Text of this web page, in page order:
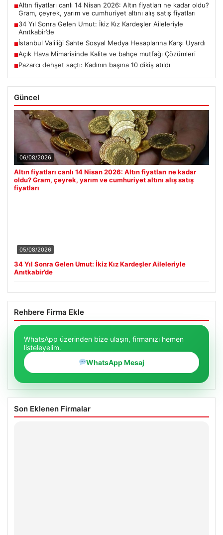
■Altın fiyatları canlı 14 Nisan 2026: Altın fiyatları ne kadar oldu?
Gram, çeyrek, yarım ve cumhuriyet altını alış satış fiyatları
■34 Yıl Sonra Gelen Umut: İkiz Kız Kardeşler Aileleriyle
Anıtkabir’de
■İstanbul Valiliği Sahte Sosyal Medya Hesaplarına Karşı Uyardı
■Açık Hava Mimarisinde Kalite ve bahçe mutfağı Çözümleri
■Pazarcı dehşet saçtı: Kadının başına 10 dikiş atıldı
Güncel
06/08/2026
Altın fiyatları canlı 14 Nisan 2026: Altın fiyatları ne kadar
oldu? Gram, çeyrek, yarım ve cumhuriyet altını alış satış
fiyatları
05/08/2026
34 Yıl Sonra Gelen Umut: İkiz Kız Kardeşler Aileleriyle
Anıtkabir’de
Rehbere Firma Ekle
WhatsApp üzerinden bize ulaşın, firmanızı hemen
listeleyelim.
WhatsApp Mesaj
Son Eklenen Firmalar